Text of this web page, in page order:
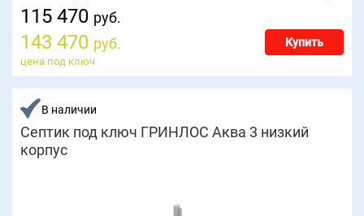
115 470 руб.
143 470 руб. Купить
цена под ключ
В наличии
Септик под ключ ГРИНЛОС Аква 3 низкий
корпус